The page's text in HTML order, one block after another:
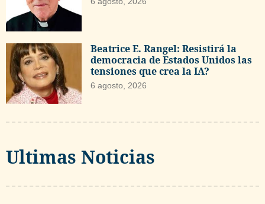
Beatrice E. Rangel: Resistirá la
democracia de Estados Unidos las
tensiones que crea la IA?
6 agosto, 2026
Ultimas Noticias